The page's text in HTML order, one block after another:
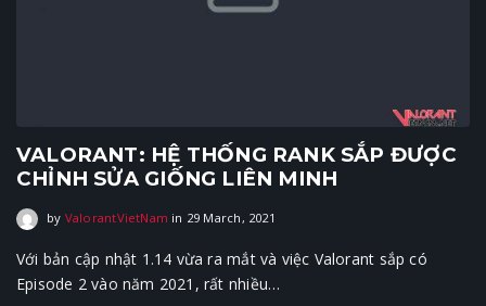
VALORANT: HỆ THỐNG RANK SẮP ĐƯỢC
CHỈNH SỬA GIỐNG LIÊN MINH
by ValorantVietNam in 29 March, 2021
Với bản cập nhật 1.14 vừa ra mắt và việc Valorant sắp có
Episode 2 vào năm 2021, rất nhiều…